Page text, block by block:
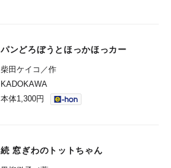
パンどろぼうとほっかほっカー
柴田ケイコ／作
KADOKAWA
本体1,300円
続 窓ぎわのトットちゃん